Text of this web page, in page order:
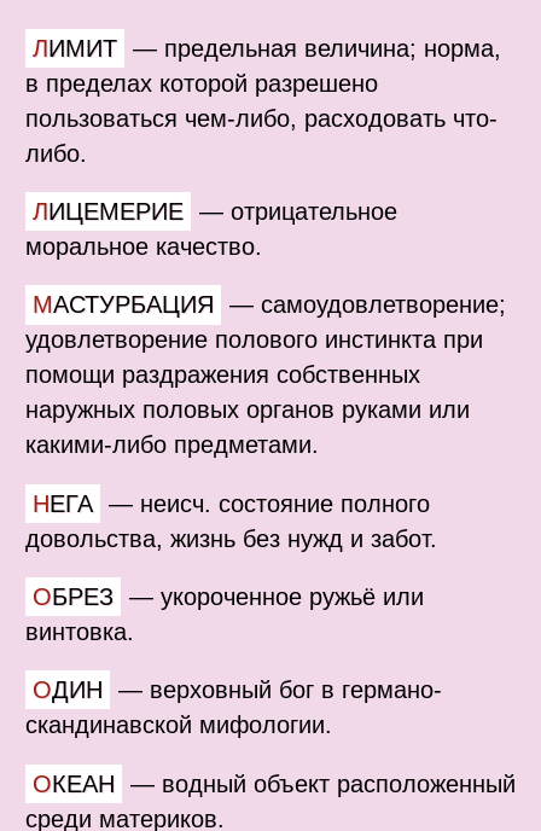
ЛИМИТ — предельная величина; норма,
в пределах которой разрешено
пользоваться чем-либо, расходовать что-
либо.
ЛИЦЕМЕРИЕ — отрицательное
моральное качество.
МАСТУРБАЦИЯ — самоудовлетворение;
удовлетворение полового инстинкта при
помощи раздражения собственных
наружных половых органов руками или
какими-либо предметами.
НЕГА — неисч. состояние полного
довольства, жизнь без нужд и забот.
ОБРЕЗ — укороченное ружьё или
винтовка.
ОДИН — верховный бог в германо-
скандинавской мифологии.
ОКЕАН — водный объект расположенный
среди материков.